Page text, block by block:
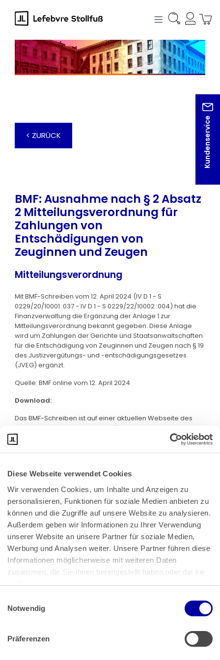
Diese Webseite verwendet Cookies
Wir verwenden Cookies, um Inhalte und Anzeigen zu
personalisieren, Funktionen für soziale Medien anbieten zu
können und die Zugriffe auf unsere Website zu analysieren.
Außerdem geben wir Informationen zu Ihrer Verwendung
unserer Website an unsere Partner für soziale Medien,
Werbung und Analysen weiter. Unsere Partner führen diese
Informationen möglicherweise mit weiteren Daten
zusammen, die Sie ihnen bereitgestellt haben oder die sie
im Rahmen Ihrer Nutzung der Dienste gesammelt haben.
Impressum
Notwendig
Präferenzen
springen
Kundenservice
< ZURÜCK
BMF: Ausnahme nach § 2 Absatz
2 Mitteilungsverordnung für
Zahlungen von
Entschädigungen von
Zeuginnen und Zeugen
Mitteilungsverordnung
Mit BMF-Schreiben vom 12. April 2024 (IV D 1 - S
0229/20/10001 :037 - IV D 1 - S 0229/22/10002 :004) hat die
Finanzverwaltung die Ergänzung der Anlage 1 zur
Mitteilungsverordnung bekannt gegeben. Diese Anlage
wird um Zahlungen der Gerichte und Staatsanwaltschaften
für die Entschädigung von Zeuginnen und Zeugen nach § 19
des Justizvergütungs- und -entschädigungsgesetzes
(JVEG) ergänzt.
Quelle: BMF online vom 12. April 2024
Download:
Das BMF-Schreiben ist auf einer aktuellen Webseite des
hier
Bundeskanzlerplatz 2
53113 Bonn
Pressemitteilungen|AGB
Impressum|Datenschutz